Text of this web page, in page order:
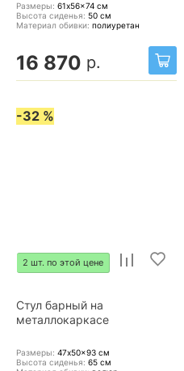
Размеры: 61x56x74 см
Высота сиденья: 50 см
Материал обивки: полиуретан
16 870 р.
-32 %
2 шт. по этой цене
Стул барный на
металлокаркасе
Размеры: 47x50x93 см
Высота сиденья: 65 см